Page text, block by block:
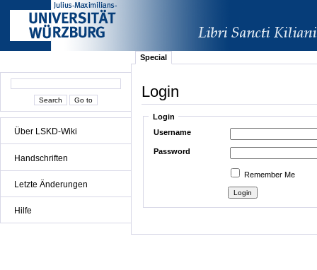
Über LSKD-Wiki
Handschriften
Letzte Änderungen
Hilfe
Special
Login
Login
Username
Password
Remember Me